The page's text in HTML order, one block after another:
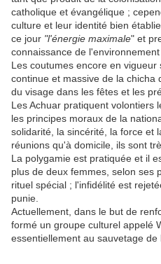
catholique et évangélique ;
culture et leur identité bien
ce jour "l'énergie maximale" et
connaissance de
Les coutumes encore en vigueur
continue et massive de la chicha
du visage dans les fêtes et les
Les Achuar pratiquent volontiers
les principes moraux de la
solidarité, la sincérité, la force et
réunions qu'à domicile, ils sont
La polygamie est pratiquée et il
plus de deux femmes, selon ses
rituel spécial ; l'infidélité est
punie.
Actuellement, dans le but de
formé un groupe culturel appelé
essentiellement au sauvetage de